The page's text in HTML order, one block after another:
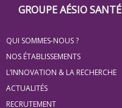
Groupe
Eovi
pour
les
minis
GROUPE AÉSIO SANTÉ
QUI SOMMES-NOUS ?
NOS ÉTABLISSEMENTS
L’INNOVATION & LA RECHERCHE
ACTUALITÉS
RECRUTEMENT